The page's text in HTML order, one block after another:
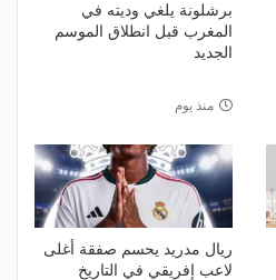
برشلونة يلغي وديته في
المغرب قبل انطلاق الموسم
الجديد
منذ يوم
ريال مدريد يحسم صفقة أغلى
لاعب إفريقي في التاريخ